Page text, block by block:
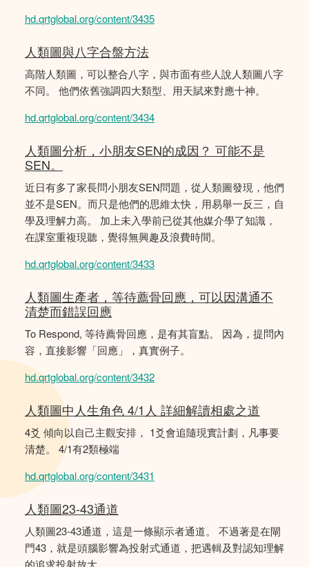
hd.qrtglobal.org/content/3435
人類圖與八字合盤方法
高階人類圖，可以整合八字，與市面有些人說人類圖八字
不同。 他們依舊強調四大類型、用天賦來對應十神。
hd.qrtglobal.org/content/3434
人類圖分析，小朋友SEN的成因？ 可能不是
SEN。
近日有多了家長問小朋友SEN問題，從人類圖發現，他們
並不是SEN。而只是他們的思維太快，用易舉一反三，自
學及理解力高。 加上未入學前已從其他媒介學了知識，
在課室重複現聽，覺得無興趣及浪費時間。
hd.qrtglobal.org/content/3433
人類圖生產者，等待薦骨回應，可以因溝通不
清楚而錯誤回應
To Respond, 等待薦骨回應，是有其盲點。 因為，提問內
容，直接影響「回應」，真實例子。
hd.qrtglobal.org/content/3432
人類圖中人生角色 4/1人 詳細解讀相處之道
4爻 傾向以自己主觀安排， 1爻會追隨現實計劃，凡事要
清楚。 4/1有2類極端
hd.qrtglobal.org/content/3431
人類圖23-43通道
人類圖23-43通道，這是一條顯示者通道。 不過著是在閘
門43，就是頭腦影響為投射式通道，把遇輯及對認知理解
的追求投射放大。